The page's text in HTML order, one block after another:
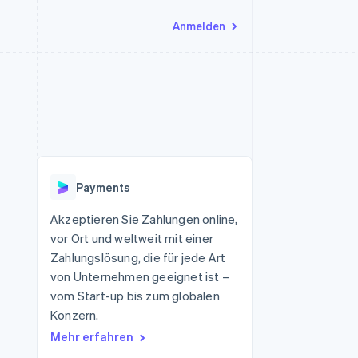
Anmelden
Radar
Start-up-Gründung
Climate
CO₂-Entnahme
Identity
Online-Identitätsprüfung
API-Status
Payments
Akzeptieren Sie Zahlungen online,
vor Ort und weltweit mit einer
Zahlungslösung, die für jede Art
von Unternehmen geeignet ist –
vom Start-up bis zum globalen
Konzern.
Mehr erfahren